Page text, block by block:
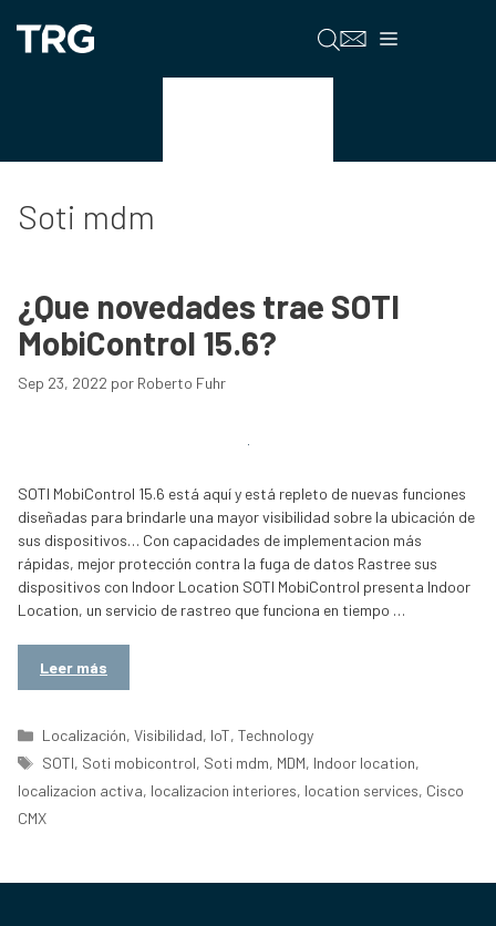
contenido
Menú
Soti mdm
¿Que novedades trae SOTI
MobiControl 15.6?
Sep 23, 2022 por Roberto Fuhr
SOTI MobiControl 15.6 está aquí y está repleto de nuevas funciones
diseñadas para brindarle una mayor visibilidad sobre la ubicación de
sus dispositivos… Con capacidades de implementacion más
rápidas, mejor protección contra la fuga de datos Rastree sus
dispositivos con Indoor Location SOTI MobiControl presenta Indoor
Location, un servicio de rastreo que funciona en tiempo …
Leer más
Categorías
Localización,Visibilidad, IoT,Technology
Etiquetas
SOTI, Soti mobicontrol, Soti mdm, MDM, Indoor location,
localizacion activa, localizacion interiores, location services, Cisco
CMX